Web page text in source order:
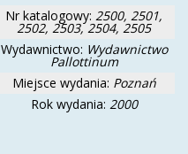
Nr katalogowy: 2500, 2501,
2502, 2503, 2504, 2505
Wydawnictwo: Wydawnictwo
Pallottinum
Miejsce wydania: Poznań
Rok wydania: 2000